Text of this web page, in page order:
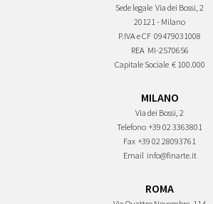
Sede legale Via dei Bossi, 2
20121 - Milano
P.IVA e CF 09479031008
REA MI-2570656
Capitale Sociale € 100.000
MILANO
Via dei Bossi, 2
Telefono +39 02 3363801
Fax +39 02 28093761
Email info@finarte.it
ROMA